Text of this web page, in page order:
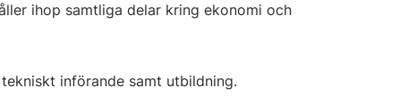
ihop samtliga delar kring ekonomi och
införande samt utbildning.